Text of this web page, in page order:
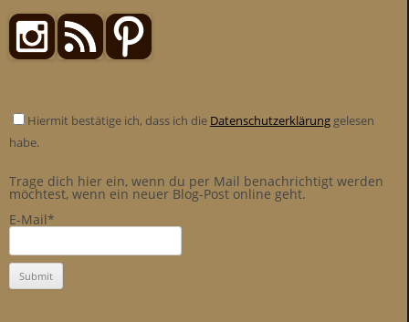
Hiermit bestätige ich, dass ich die Datenschutzerklärung gelesen
habe.
Trage dich hier ein, wenn du per Mail benachrichtigt werden
möchtest, wenn ein neuer Blog-Post online geht.
E-Mail*